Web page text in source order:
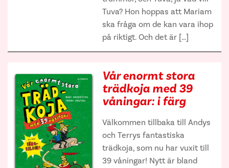
Tuva? Hon hoppas att Mariam
ska fråga om de kan vara ihop
på riktigt. Och det är […]
Vår enormt stora
trädkoja med 39
våningar: i färg
Välkommen tillbaka till Andys
och Terrys fantastiska
trädkoja, som nu har vuxit till
39 våningar! Nytt är bland